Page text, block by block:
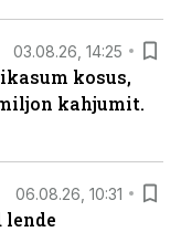
03.08.26, 14:25
kosus,
kahjumit.
06.08.26, 10:31